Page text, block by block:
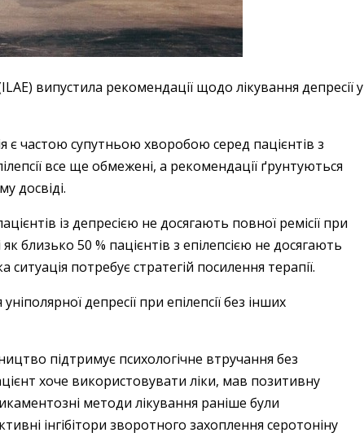
випустила рекомендації щодо лікування депресії у
частою супутньою хворобою серед пацієнтів з
все ще обмежені, а рекомендації ґрунтуються
досвіді.
із депресією не досягають повної ремісії при
близько 50 % пацієнтів з епілепсією не досягають
ситуація потребує стратегій посилення терапії.
депресії при епілепсії без інших
підтримує психологічне втручання без
хоче використовувати ліки, мав позитивну
методи лікування раніше були
інгібітори зворотного захоплення серотоніну